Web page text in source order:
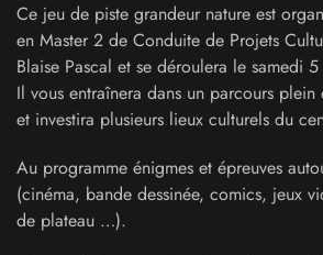
Ce jeu de piste grandeur nature est
en Master 2 de Conduite de Projets
Blaise Pascal et se déroulera le samedi
Il vous entraînera dans un parcours plein
et investira plusieurs lieux culturels du
Au programme énigmes et épreuves
(cinéma, bande dessinée, comics, jeux
de plateau …).